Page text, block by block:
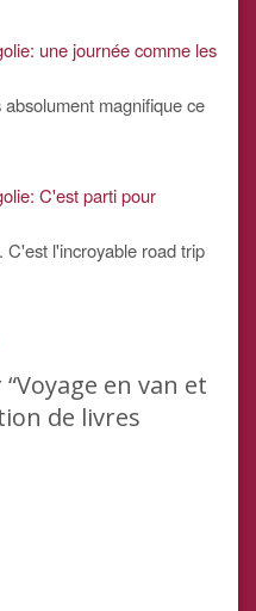
une journée comme les
magnifique ce
C'est parti pour
C'est l'incroyable road trip
en van et
de livres